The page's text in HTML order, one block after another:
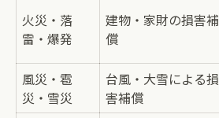
火災・落
雷・爆発
建物・家財の損害補
償
風災・雹
災・雪災
台風・大雪による損
害補償